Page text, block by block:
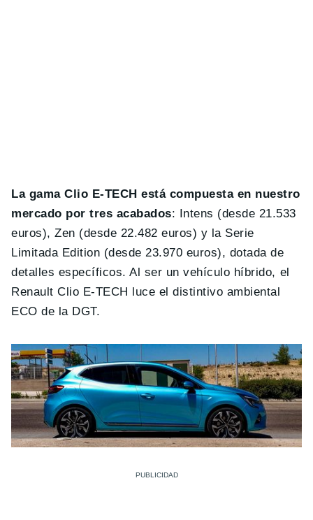
La gama Clio E-TECH está compuesta en nuestro
mercado por tres acabados: Intens (desde 21.533
euros), Zen (desde 22.482 euros) y la Serie
Limitada Edition (desde 23.970 euros), dotada de
detalles específicos. Al ser un vehículo híbrido, el
Renault Clio E-TECH luce el distintivo ambiental
ECO de la DGT.